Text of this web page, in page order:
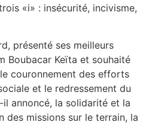
«i» : insécurité, incivisme,
présenté ses meilleurs
Boubacar Keïta et souhaité
couronnement des efforts
et le redressement du
annoncé, la solidarité et la
des missions sur le terrain, la